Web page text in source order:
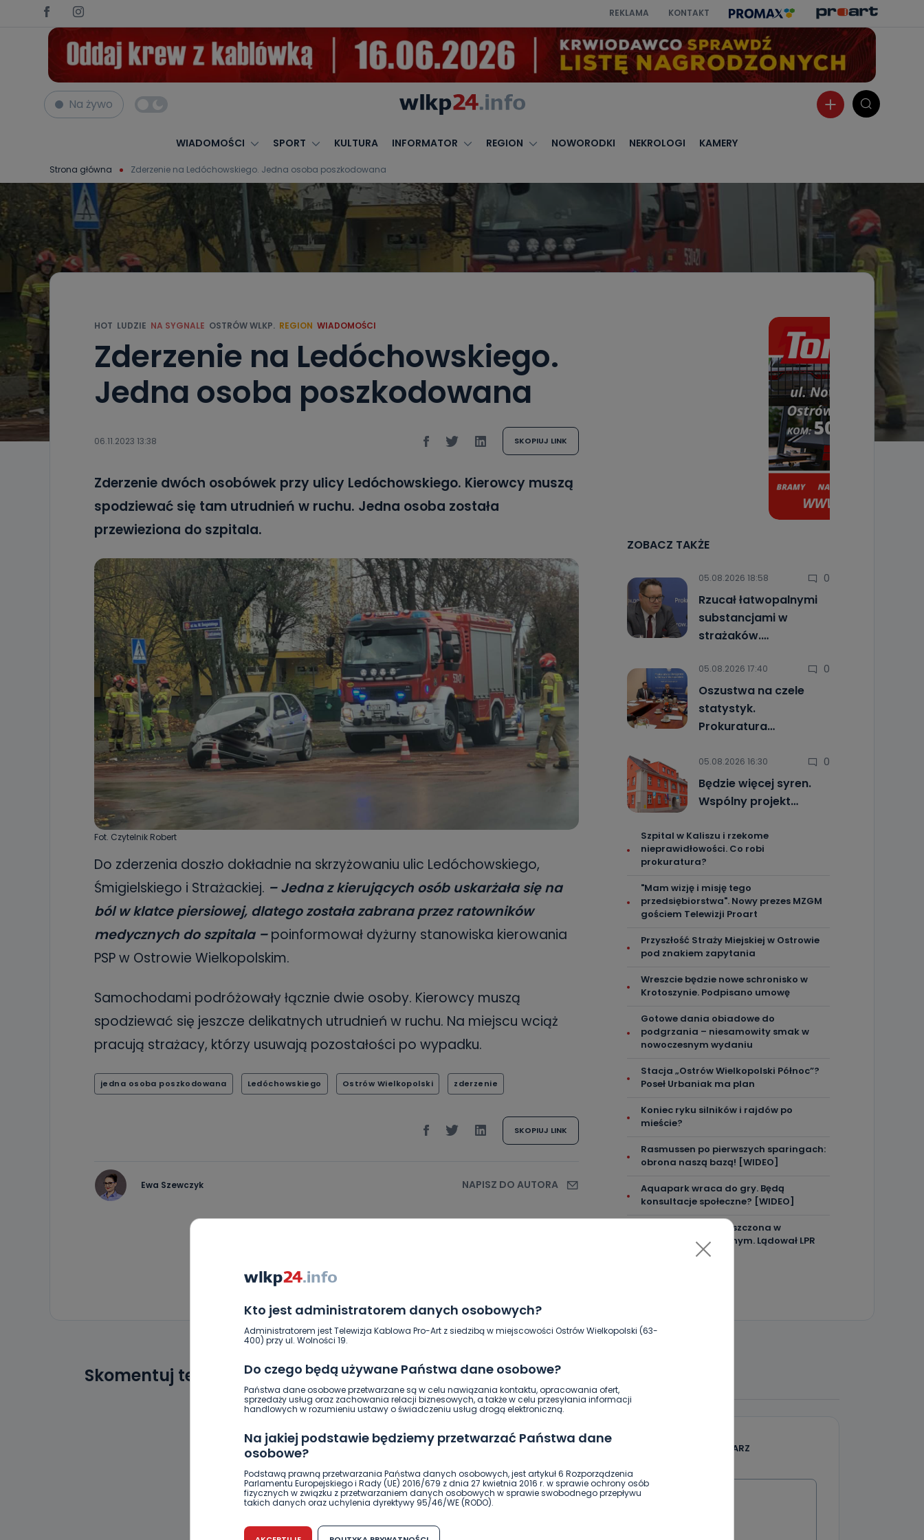
REKLAMA KONTAKT
Na żywo
WIADOMOŚCI SPORT KULTURA INFORMATOR REGION NOWORODKI NEKROLOGI KAMERY
Strona główna Zderzenie na Ledóchowskiego. Jedna osoba poszkodowana
Kto jest administratorem danych osobowych?
Administratorem jest Telewizja Kablowa Pro-Art z siedzibą w miejscowości Ostrów Wielkopolski (63-
400) przy ul. Wolności 19.
Do czego będą używane Państwa dane osobowe?
Państwa dane osobowe przetwarzane są w celu nawiązania kontaktu, opracowania ofert,
sprzedaży usług oraz zachowania relacji biznesowych, a także w celu przesyłania informacji
handlowych w rozumieniu ustawy o świadczeniu usług drogą elektroniczną.
Na jakiej podstawie będziemy przetwarzać Państwa dane
osobowe?
Podstawą prawną przetwarzania Państwa danych osobowych, jest artykuł 6 Rozporządzenia
Parlamentu Europejskiego i Rady (UE) 2016/679 z dnia 27 kwietnia 2016 r. w sprawie ochrony osób
fizycznych w związku z przetwarzaniem danych osobowych w sprawie swobodnego przepływu
takich danych oraz uchylenia dyrektywy 95/46/WE (RODO).
Czy jest możliwość cofnięcia zgody?
HOT LUDZIE NA SYGNALE OSTRÓW WLKP. REGION WIADOMOŚCI
Zderzenie na Ledóchowskiego.
Jedna osoba poszkodowana
06.11.2023 13:38 SKOPIUJ LINK
Zderzenie dwóch osobówek przy ulicy Ledóchowskiego. Kierowcy muszą
spodziewać się tam utrudnień w ruchu. Jedna osoba została
przewieziona do szpitala.
Fot. Czytelnik Robert
Do zderzenia doszło dokładnie na skrzyżowaniu ulic Ledóchowskiego,
Śmigielskiego i Strażackiej. – Jedna z kierujących osób uskarżała się na
ból w klatce piersiowej, dlatego została zabrana przez ratowników
medycznych do szpitala – poinformował dyżurny stanowiska kierowania
PSP w Ostrowie Wielkopolskim.
Samochodami podróżowały łącznie dwie osoby. Kierowcy muszą
spodziewać się jeszcze delikatnych utrudnień w ruchu. Na miejscu wciąż
pracują strażacy, którzy usuwają pozostałości po wypadku.
jedna osoba poszkodowana Ledóchowskiego Ostrów Wielkopolski zderzenie
SKOPIUJ LINK
Ewa Szewczyk NAPISZ DO AUTORA
ZOBACZ TAKŻE
05.08.2026 18:58 0
Rzucał łatwopalnymi
substancjami w
strażaków.…
05.08.2026 17:40 0
Oszustwa na czele
statystyk.
Prokuratura…
05.08.2026 16:30 0
Będzie więcej syren.
Wspólny projekt…
Szpital w Kaliszu i rzekome
nieprawidłowości. Co robi
prokuratura?
"Mam wizję i misję tego
przedsiębiorstwa". Nowy prezes MZGM
gościem Telewizji Proart
Przyszłość Straży Miejskiej w Ostrowie
pod znakiem zapytania
Wreszcie będzie nowe schronisko w
Krotoszynie. Podpisano umowę
Gotowe dania obiadowe do
podgrzania – niesamowity smak w
nowoczesnym wydaniu
Stacja „Ostrów Wielkopolski Północ”?
Poseł Urbaniak ma plan
Koniec ryku silników i rajdów po
mieście?
Rasmussen po pierwszych sparingach:
obrona naszą bazą! [WIDEO]
Aquapark wraca do gry. Będą
konsultacje społeczne? [WIDEO]
Ręka dziecka zakleszczona w
urządzeniu kuchennym. Lądował LPR
Skomentuj ten wpis jako pierwszy!
DODAJ SWÓJ KOMENTARZ
Wiadomość